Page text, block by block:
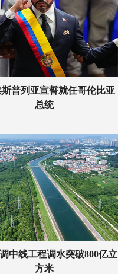
普列亚宣誓就任哥伦比亚
总统
中线工程调水突破800亿立
方米